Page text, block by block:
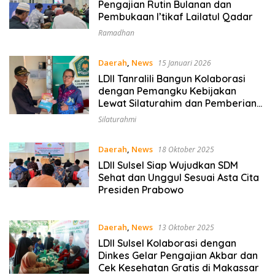
Pengajian Rutin Bulanan dan
Pembukaan I’tikaf Lailatul Qadar
Ramadhan
Daerah, News 15 Januari 2026
LDII Tanralili Bangun Kolaborasi
dengan Pemangku Kebijakan
Lewat Silaturahim dan Pemberian
Majalah Nuansa Persada
Silaturahmi
Daerah, News 18 Oktober 2025
LDII Sulsel Siap Wujudkan SDM
Sehat dan Unggul Sesuai Asta Cita
Presiden Prabowo
Daerah, News 13 Oktober 2025
LDII Sulsel Kolaborasi dengan
Dinkes Gelar Pengajian Akbar dan
Cek Kesehatan Gratis di Makassar